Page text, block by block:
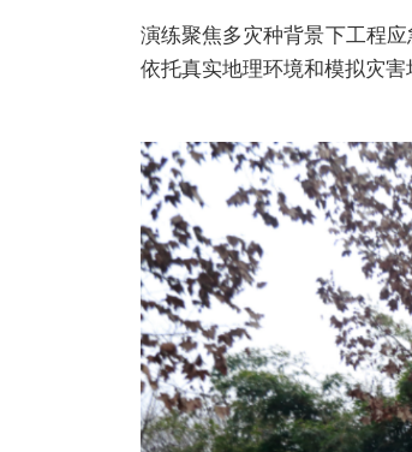
演练聚焦多灾种背景下工程
依托真实地理环境和模拟灾害